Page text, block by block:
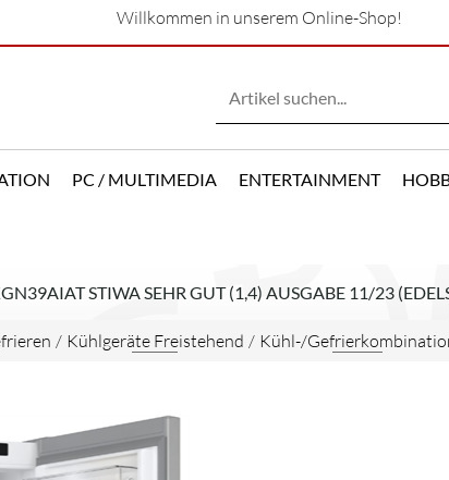
Willkommen in unserem Online-Shop!
PC / MULTIMEDIA ENTERTAINMENT
STIWA SEHR GUT (1,4) AUSGABE 11/23
/ Kühlgeräte Freistehend / Kühl-/